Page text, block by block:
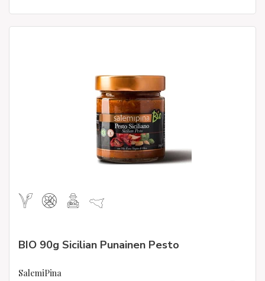
BIO 90g Sicilian Punainen Pesto
SalemiPina